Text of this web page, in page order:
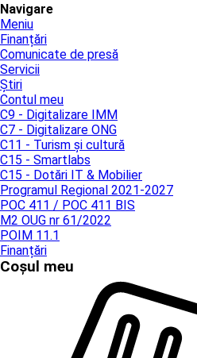
Navigare
Meniu
Finanțări
Comunicate de presă
Servicii
Știri
Contul meu
C9 - Digitalizare IMM
C7 - Digitalizare ONG
C11 - Turism și cultură
C15 - Smartlabs
C15 - Dotări IT & Mobilier
Programul Regional 2021-2027
POC 411 / POC 411 BIS
M2 OUG nr 61/2022
POIM 11.1
Finanțări
Coșul meu